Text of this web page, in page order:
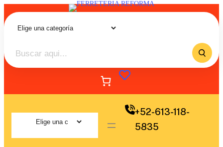
+52-613-118-
5835